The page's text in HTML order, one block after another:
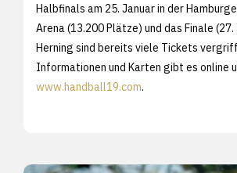
Halbfinals am 25. Januar in der
Arena (13.200 Plätze) und das Finale (27.
Herning sind bereits viele Tickets
Informationen und Karten gibt es online
www.handball19.com.